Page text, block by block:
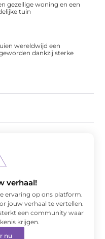
gezellige woning en een
tuin
wereldwijd een
dankzij sterke
verhaal!
ervaring op ons platform.
jouw verhaal te vertellen.
een community waar
krijgen.
nu